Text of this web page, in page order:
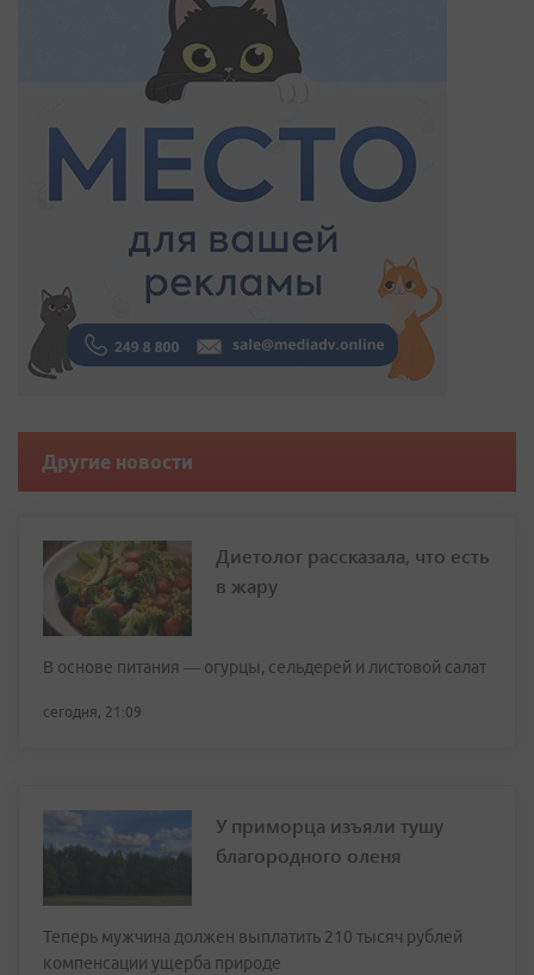
Другие новости
Диетолог рассказала, что есть
в жару
В основе питания — огурцы, сельдерей и листовой салат
сегодня, 21:09
У приморца изъяли тушу
благородного оленя
Теперь мужчина должен выплатить 210 тысяч рублей
компенсации ущерба природе